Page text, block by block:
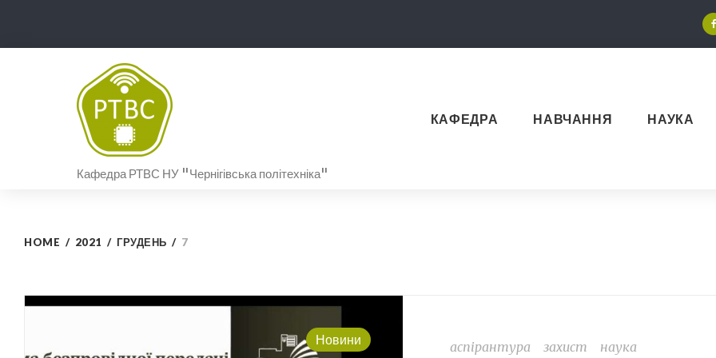
content
Кафедра РТВС НУ "Чернігівська політехніка"
КАФЕДРА НАВЧАННЯ НАУКА
HOME / 2021 / ГРУДЕНЬ / 7
День:
Новини аспірантура захист наука